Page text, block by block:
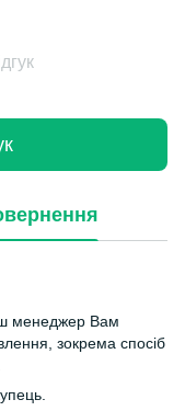
менеджер Вам
зокрема спосіб